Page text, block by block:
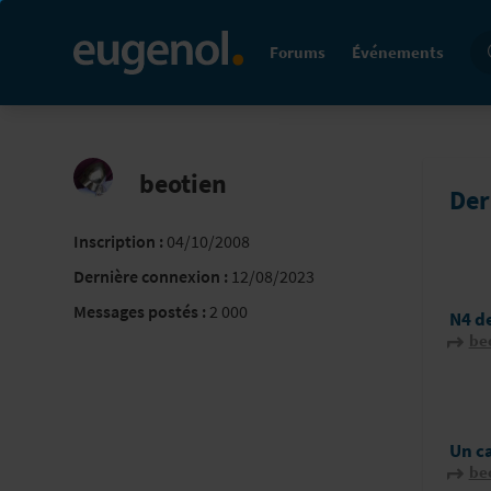
Forums Événements
beotien
Inscription : 04/10/2008
Dernière connexion : 12/08/2023
Messages postés : 2 000 N4
Un